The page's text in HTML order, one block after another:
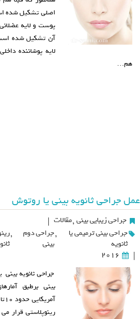
اصلی تشکیل شده
پوست و لایه
آن تشکیل شده
لایه پوشاننده
هم…
عمل جراحی ثانویه بینی یا روتوش
جراحی زیبایی بینی ,مقالات |
جراحی بینی ترمیمی یا
ثانویه
,جراحی دوم
بینی
,
|
2016
جراحی ثانویه
بینی برطبق
رینوپلاستی قرار